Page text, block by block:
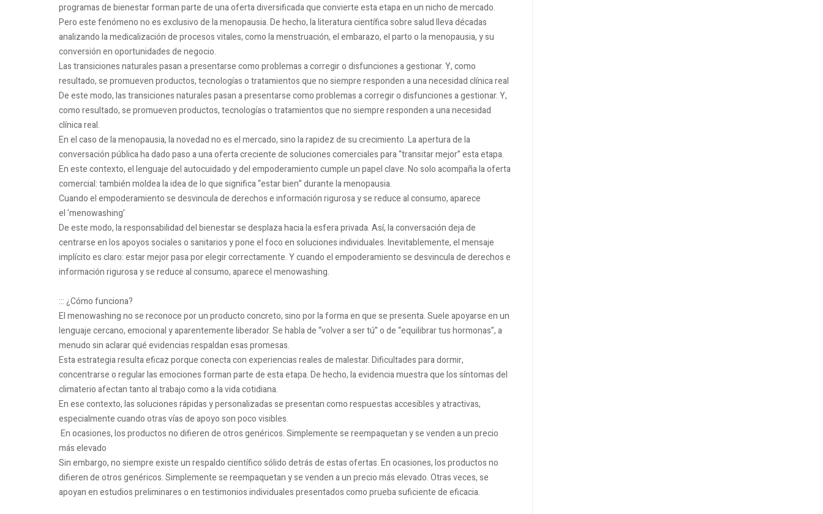
programas de bienestar forman parte de una oferta diversificada que convierte esta etapa en un nicho de mercado.
Pero este fenómeno no es exclusivo de la menopausia. De hecho, la literatura científica sobre salud lleva décadas
analizando la medicalización de procesos vitales, como la menstruación, el embarazo, el parto o la menopausia, y su
conversión en oportunidades de negocio.
Las transiciones naturales pasan a presentarse como problemas a corregir o disfunciones a gestionar. Y, como
resultado, se promueven productos, tecnologías o tratamientos que no siempre responden a una necesidad clínica real
De este modo, las transiciones naturales pasan a presentarse como problemas a corregir o disfunciones a gestionar. Y,
como resultado, se promueven productos, tecnologías o tratamientos que no siempre responden a una necesidad
clínica real.
En el caso de la menopausia, la novedad no es el mercado, sino la rapidez de su crecimiento. La apertura de la
conversación pública ha dado paso a una oferta creciente de soluciones comerciales para “transitar mejor” esta etapa.
En este contexto, el lenguaje del autocuidado y del empoderamiento cumple un papel clave. No solo acompaña la oferta
comercial: también moldea la idea de lo que significa “estar bien” durante la menopausia.
Cuando el empoderamiento se desvincula de derechos e información rigurosa y se reduce al consumo, aparece
el 'menowashing’
De este modo, la responsabilidad del bienestar se desplaza hacia la esfera privada. Así, la conversación deja de
centrarse en los apoyos sociales o sanitarios y pone el foco en soluciones individuales. Inevitablemente, el mensaje
implícito es claro: estar mejor pasa por elegir correctamente. Y cuando el empoderamiento se desvincula de derechos e
información rigurosa y se reduce al consumo, aparece el menowashing.
::: ¿Cómo funciona?
El menowashing no se reconoce por un producto concreto, sino por la forma en que se presenta. Suele apoyarse en un
lenguaje cercano, emocional y aparentemente liberador. Se habla de “volver a ser tú” o de “equilibrar tus hormonas”, a
menudo sin aclarar qué evidencias respaldan esas promesas.
Esta estrategia resulta eficaz porque conecta con experiencias reales de malestar. Dificultades para dormir,
concentrarse o regular las emociones forman parte de esta etapa. De hecho, la evidencia muestra que los síntomas del
climaterio afectan tanto al trabajo como a la vida cotidiana.
En ese contexto, las soluciones rápidas y personalizadas se presentan como respuestas accesibles y atractivas,
especialmente cuando otras vías de apoyo son poco visibles.
En ocasiones, los productos no difieren de otros genéricos. Simplemente se reempaquetan y se venden a un precio
más elevado
Sin embargo, no siempre existe un respaldo científico sólido detrás de estas ofertas. En ocasiones, los productos no
difieren de otros genéricos. Simplemente se reempaquetan y se venden a un precio más elevado. Otras veces, se
apoyan en estudios preliminares o en testimonios individuales presentados como prueba suficiente de eficacia.